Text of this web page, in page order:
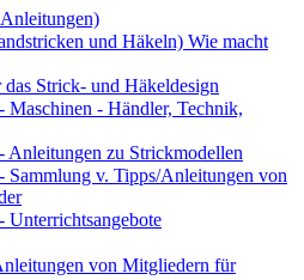
und Häkeln) Wie macht
Strick- und Häkeldesign
- Händler, Technik,
zu Strickmodellen
v. Tipps/Anleitungen von
von Mitgliedern für